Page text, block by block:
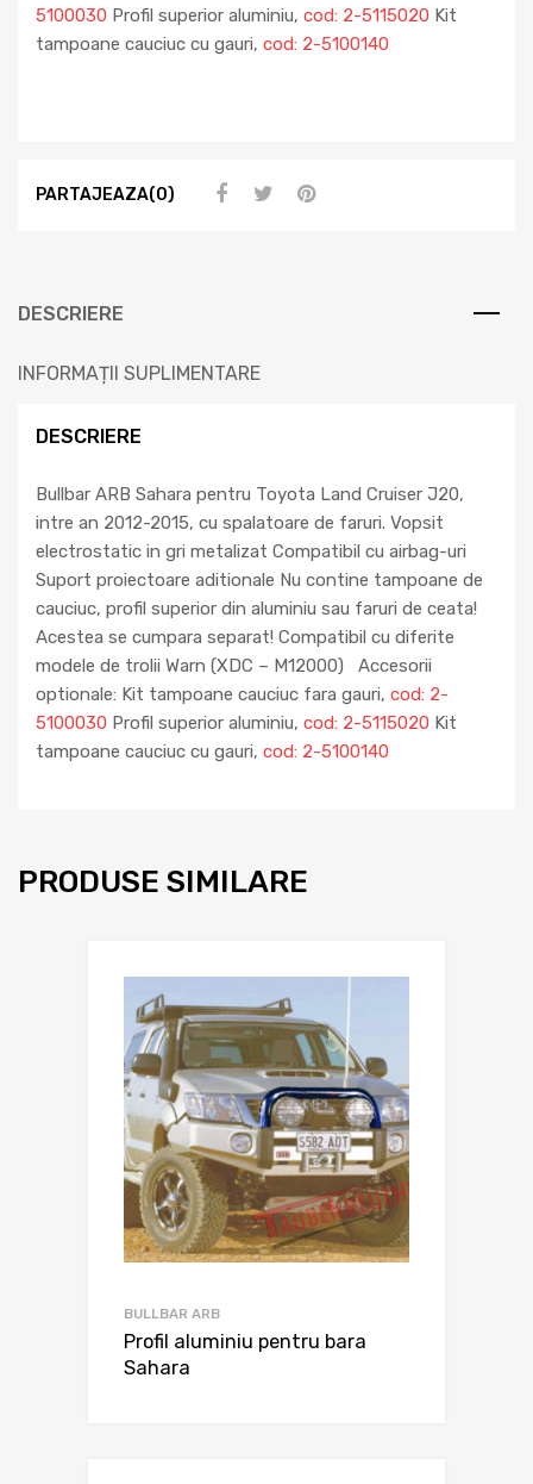
5100030 Profil superior aluminiu, cod: 2-5115020 Kit
tampoane cauciuc cu gauri, cod: 2-5100140
PARTAJEAZA(0)
DESCRIERE
INFORMAȚII SUPLIMENTARE
DESCRIERE
Bullbar ARB Sahara pentru Toyota Land Cruiser J20,
intre an 2012-2015, cu spalatoare de faruri. Vopsit
electrostatic in gri metalizat Compatibil cu airbag-uri
Suport proiectoare aditionale Nu contine tampoane de
cauciuc, profil superior din aluminiu sau faruri de ceata!
Acestea se cumpara separat! Compatibil cu diferite
modele de trolii Warn (XDC – M12000) Accesorii
optionale: Kit tampoane cauciuc fara gauri, cod: 2-
5100030 Profil superior aluminiu, cod: 2-5115020 Kit
tampoane cauciuc cu gauri, cod: 2-5100140
PRODUSE SIMILARE
BULLBAR ARB
Profil aluminiu pentru bara
Sahara